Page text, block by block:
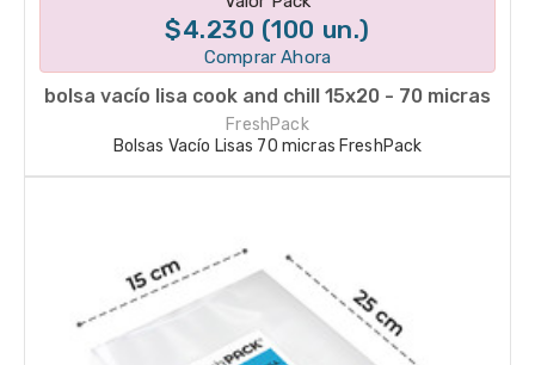
$4.230 (100 un.)
Comprar Ahora
bolsa vacío lisa cook and chill 15x20 - 70 micras
FreshPack
Bolsas Vacío Lisas 70 micras FreshPack